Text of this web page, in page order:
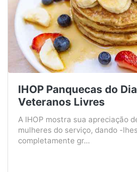
IHOP Panquecas do
Veteranos Livres
A IHOP mostra sua apreciação
mulheres do serviço, dando -
completamente gr...